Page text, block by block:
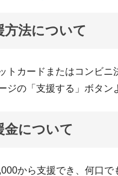
方法について
トカードまたはコンビニ
ジの「支援する」ボタン
金について
から支援でき、何口で